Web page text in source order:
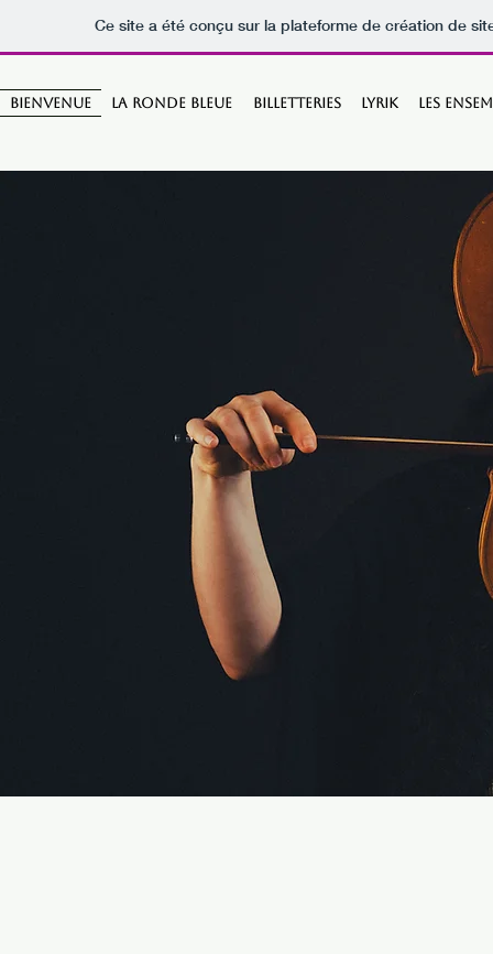
Ce site a été conçu sur la plateforme de création de
Bienvenue La Ronde Bleue BILLETTERIES LYRIK Les